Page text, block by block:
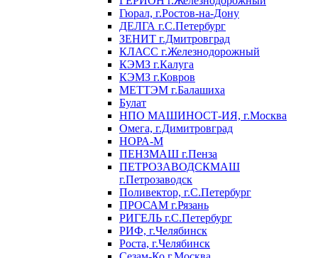
Гюрал, г.Ростов-на-Дону
ДЕЛГА г.С.Петербург
ЗЕНИТ г.Дмитровград
КЛАСС г.Железнодорожный
КЭМЗ г.Калуга
КЭМЗ г.Ковров
МЕТТЭМ г.Балашиха
Булат
НПО МАШИНОСТ-ИЯ, г.Москва
Омега, г.Димитровград
НОРА-М
ПЕНЗМАШ г.Пенза
ПЕТРОЗАВОДСКМАШ
г.Петрозаводск
Поливектор, г.С.Петербург
ПРОСАМ г.Рязань
РИГЕЛЬ г.С.Петербург
РИФ, г.Челябинск
Роста, г.Челябинск